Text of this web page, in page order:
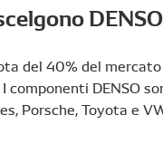
DENSO
del 40% del
componenti DENSO
Porsche, Toyota e